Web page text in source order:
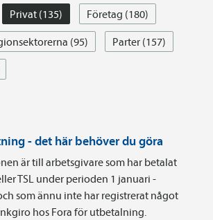
Privat (135)
Företag (180)
(95)
Parter (157)
- det här behöver du göra
är till arbetsgivare som har betalat
TSL under perioden 1 januari -
som ännu inte har registrerat något
hos Fora för utbetalning.